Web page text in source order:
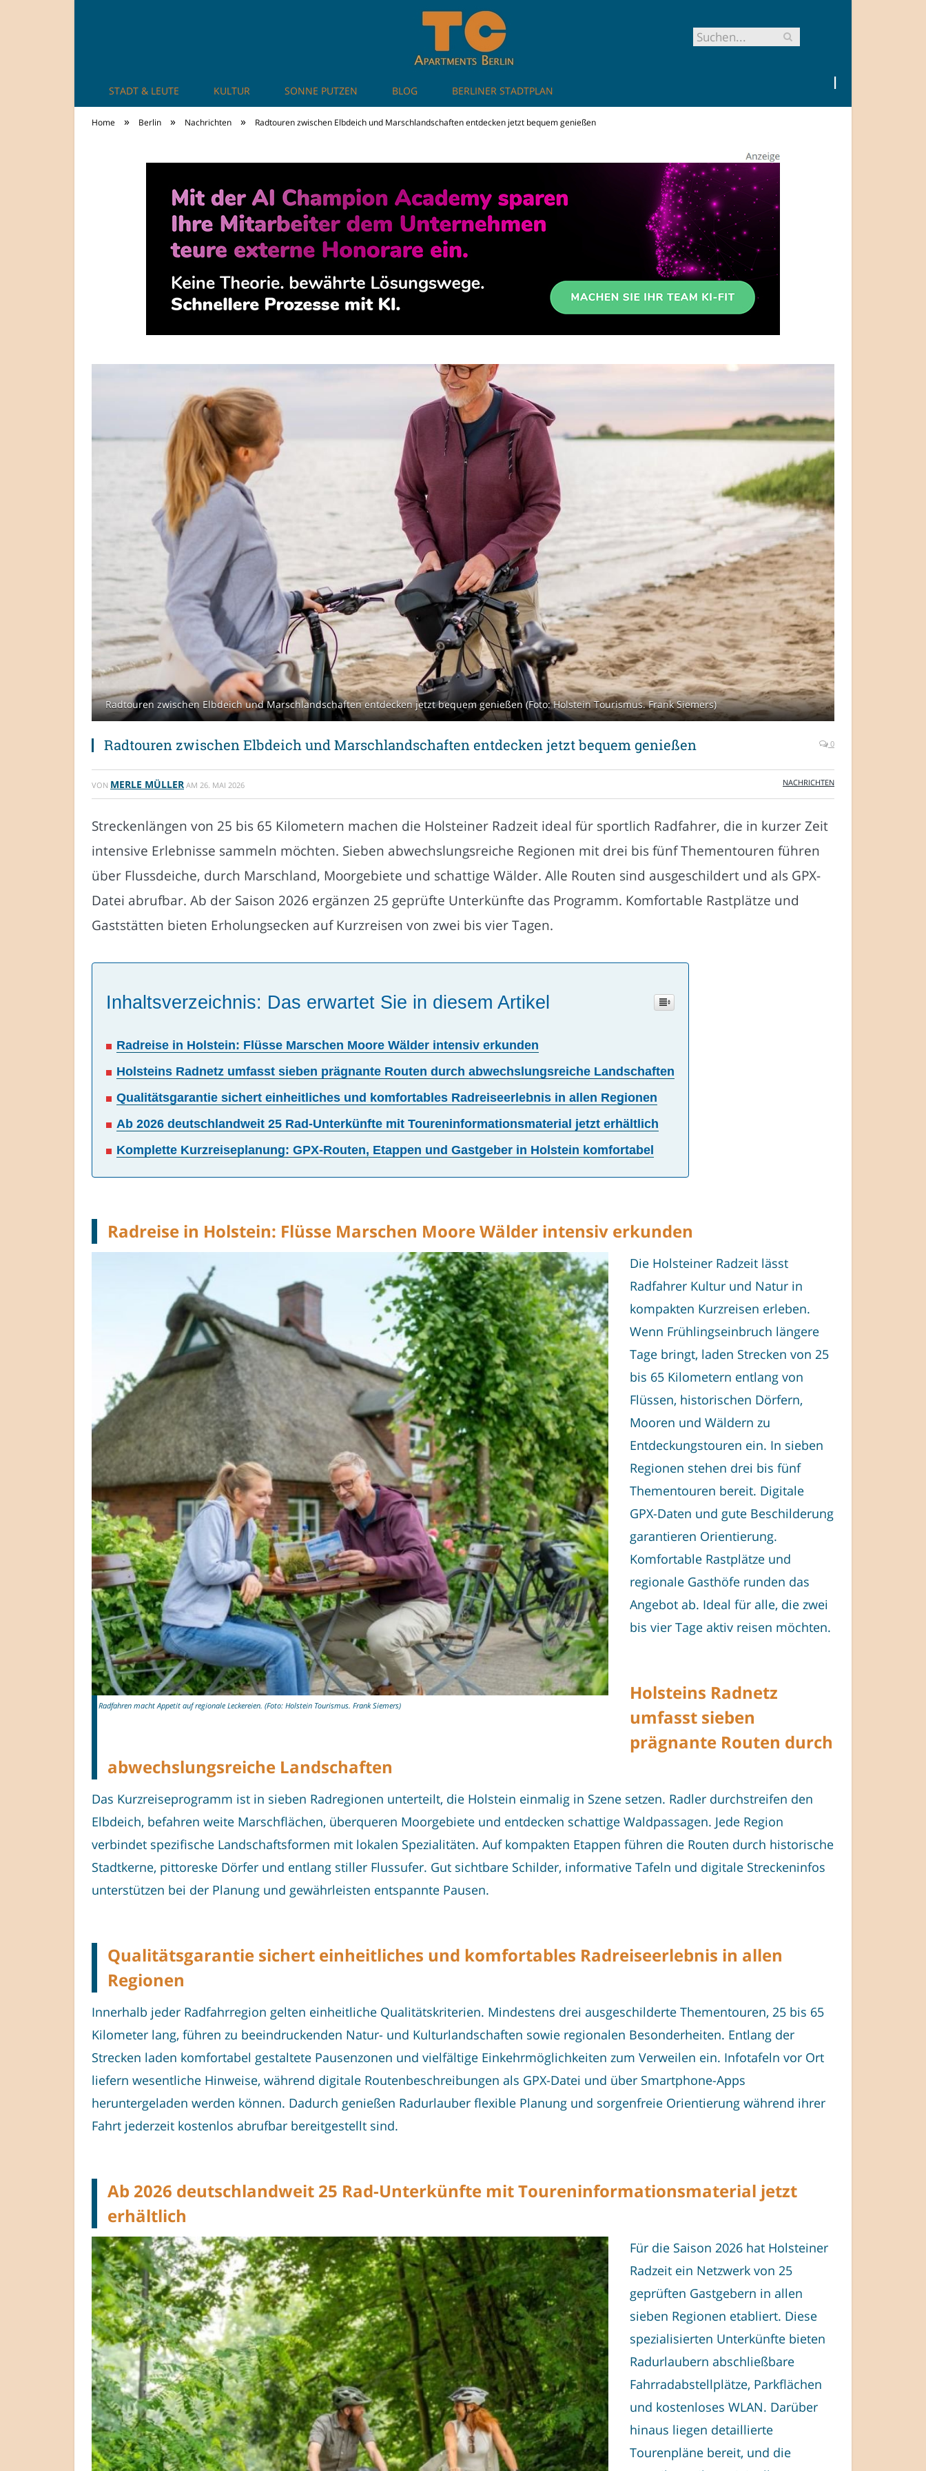
TheCity: Living Apartments in Berlin
STADT & LEUTE KULTUR SONNE PUTZEN BLOG BERLINER STADTPLAN
Home » Berlin » Nachrichten » Radtouren zwischen Elbdeich und Marschlandschaften entdecken jetzt bequem genießen
Radtouren zwischen Elbdeich und Marschlandschaften entdecken jetzt bequem genießen (Foto: Holstein Tourismus. Frank Siemers)
Radtouren zwischen Elbdeich und Marschlandschaften entdecken jetzt bequem genießen 0
VON MERLE MÜLLER AM 26. MAI 2026 NACHRICHTEN
Streckenlängen von 25 bis 65 Kilometern machen die Holsteiner Radzeit ideal für sportlich Radfahrer, die in kurzer Zeit
intensive Erlebnisse sammeln möchten. Sieben abwechslungsreiche Regionen mit drei bis fünf Thementouren führen
über Flussdeiche, durch Marschland, Moorgebiete und schattige Wälder. Alle Routen sind ausgeschildert und als GPX-
Datei abrufbar. Ab der Saison 2026 ergänzen 25 geprüfte Unterkünfte das Programm. Komfortable Rastplätze und
Gaststätten bieten Erholungsecken auf Kurzreisen von zwei bis vier Tagen.
Inhaltsverzeichnis: Das erwartet Sie in diesem Artikel
Radreise in Holstein: Flüsse Marschen Moore Wälder intensiv erkunden
Holsteins Radnetz umfasst sieben prägnante Routen durch abwechslungsreiche Landschaften
Qualitätsgarantie sichert einheitliches und komfortables Radreiseerlebnis in allen Regionen
Ab 2026 deutschlandweit 25 Rad-Unterkünfte mit Toureninformationsmaterial jetzt erhältlich
Komplette Kurzreiseplanung: GPX-Routen, Etappen und Gastgeber in Holstein komfortabel
Radreise in Holstein: Flüsse Marschen Moore Wälder intensiv erkunden
Radfahren macht Appetit auf regionale Leckereien. (Foto: Holstein Tourismus. Frank Siemers)
Die Holsteiner Radzeit lässt
Radfahrer Kultur und Natur in
kompakten Kurzreisen erleben.
Wenn Frühlingseinbruch längere
Tage bringt, laden Strecken von 25
bis 65 Kilometern entlang von
Flüssen, historischen Dörfern,
Mooren und Wäldern zu
Entdeckungstouren ein. In sieben
Regionen stehen drei bis fünf
Thementouren bereit. Digitale
GPX-Daten und gute Beschilderung
garantieren Orientierung.
Komfortable Rastplätze und
regionale Gasthöfe runden das
Angebot ab. Ideal für alle, die zwei
bis vier Tage aktiv reisen möchten.
Holsteins Radnetz
umfasst sieben
prägnante Routen durch
abwechslungsreiche Landschaften
Das Kurzreiseprogramm ist in sieben Radregionen unterteilt, die Holstein einmalig in Szene setzen. Radler durchstreifen den
Elbdeich, befahren weite Marschflächen, überqueren Moorgebiete und entdecken schattige Waldpassagen. Jede Region
verbindet spezifische Landschaftsformen mit lokalen Spezialitäten. Auf kompakten Etappen führen die Routen durch historische
Stadtkerne, pittoreske Dörfer und entlang stiller Flussufer. Gut sichtbare Schilder, informative Tafeln und digitale Streckeninfos
unterstützen bei der Planung und gewährleisten entspannte Pausen.
Qualitätsgarantie sichert einheitliches und komfortables Radreiseerlebnis in allen
Regionen
Innerhalb jeder Radfahrregion gelten einheitliche Qualitätskriterien. Mindestens drei ausgeschilderte Thementouren, 25 bis 65
Kilometer lang, führen zu beeindruckenden Natur- und Kulturlandschaften sowie regionalen Besonderheiten. Entlang der
Strecken laden komfortabel gestaltete Pausenzonen und vielfältige Einkehrmöglichkeiten zum Verweilen ein. Infotafeln vor Ort
liefern wesentliche Hinweise, während digitale Routenbeschreibungen als GPX-Datei und über Smartphone-Apps
heruntergeladen werden können. Dadurch genießen Radurlauber flexible Planung und sorgenfreie Orientierung während ihrer
Fahrt jederzeit kostenlos abrufbar bereitgestellt sind.
Ab 2026 deutschlandweit 25 Rad-Unterkünfte mit Toureninformationsmaterial jetzt
erhältlich
Für die Saison 2026 hat Holsteiner
Radzeit ein Netzwerk von 25
geprüften Gastgebern in allen
sieben Regionen etabliert. Diese
spezialisierten Unterkünfte bieten
Radurlaubern abschließbare
Fahrradabstellplätze, Parkflächen
und kostenloses WLAN. Darüber
hinaus liegen detaillierte
Tourenpläne bereit, und die